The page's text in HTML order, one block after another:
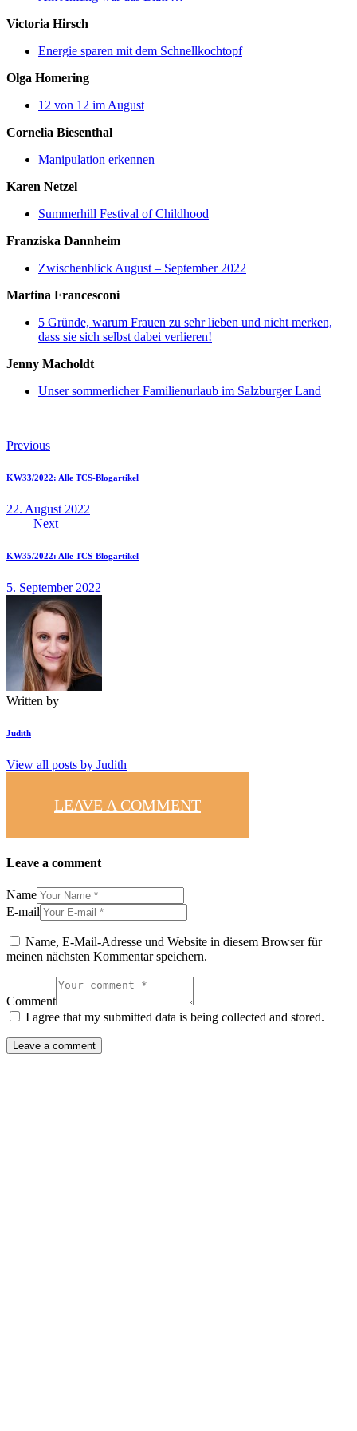
Victoria Hirsch
Energie sparen mit dem Schnellkochtopf
Olga Homering
12 von 12 im August
Cornelia Biesenthal
Manipulation erkennen
Karen Netzel
Summerhill Festival of Childhood
Franziska Dannheim
Zwischenblick August – September 2022
Martina Francesconi
5 Gründe, warum Frauen zu sehr lieben und nicht merken,
dass sie sich selbst dabei verlieren!
Jenny Macholdt
Unser sommerlicher Familienurlaub im Salzburger Land
Beitragsnavigation
Previous
KW33/2022: Alle TCS-Blogartikel
22. August 2022
Next
KW35/2022: Alle TCS-Blogartikel
5. September 2022
Written by
Judith
View all posts by Judith
LEAVE A COMMENT
Leave a comment
Name
E-mail
Name, E-Mail-Adresse und Website in diesem Browser für
meinen nächsten Kommentar speichern.
Comment
I agree that my submitted data is being collected and stored.